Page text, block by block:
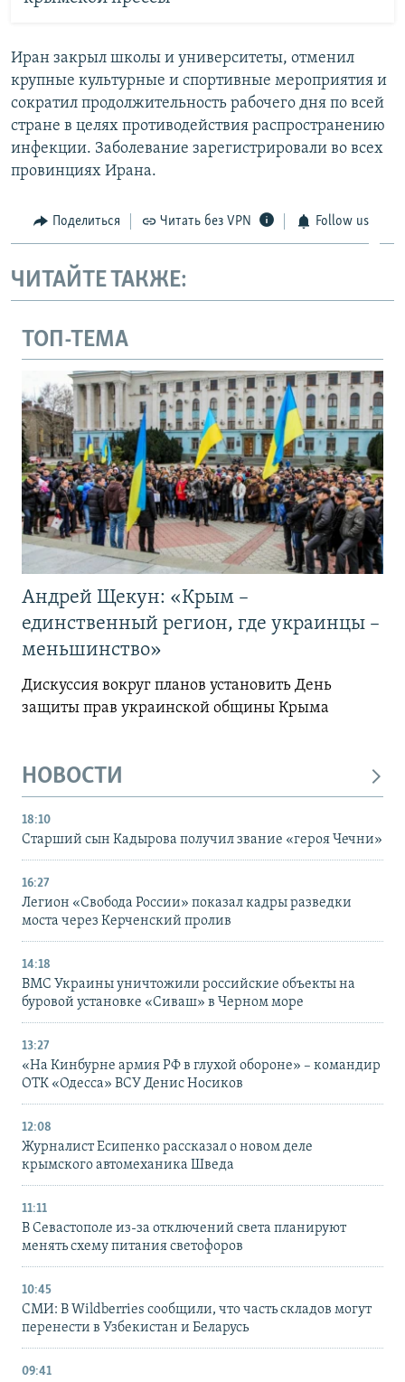
Иран закрыл школы и университеты, отменил
крупные культурные и спортивные мероприятия и
сократил продолжительность рабочего дня по всей
стране в целях противодействия распространению
инфекции. Заболевание зарегистрировали во всех
провинциях Ирана.
Поделиться Читать без VPN Follow us
ЧИТАЙТЕ ТАКЖЕ:
ТОП-ТЕМА
Андрей Щекун: «Крым –
единственный регион, где украинцы –
меньшинство»
Дискуссия вокруг планов установить День
защиты прав украинской общины Крыма
НОВОСТИ
18:10
Старший сын Кадырова получил звание «героя Чечни»
16:27
Легион «Свобода России» показал кадры разведки
моста через Керченский пролив
14:18
ВМС Украины уничтожили российские объекты на
буровой установке «Сиваш» в Черном море
13:27
«На Кинбурне армия РФ в глухой обороне» – командир
ОТК «Одесса» ВСУ Денис Носиков
12:08
Журналист Есипенко рассказал о новом деле
крымского автомеханика Шведа
11:11
В Севастополе из-за отключений света планируют
менять схему питания светофоров
10:45
СМИ: В Wildberries сообщили, что часть складов могут
перенести в Узбекистан и Беларусь
09:41